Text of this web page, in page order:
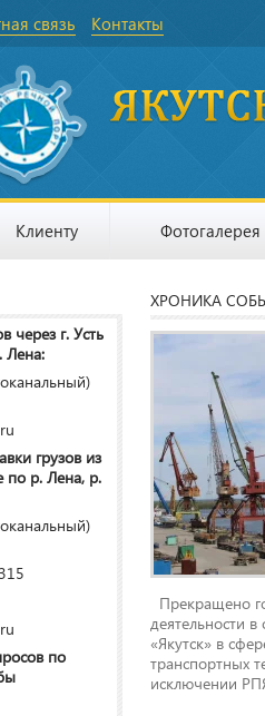
связь Контакты
Клиенту Фотогалерея
через г. Усть
Лена:
грузов из
по р. Лена, р.
по
ХРОНИКА
Прекращено
деятельности
«Якутск» в
транспортных
исключении